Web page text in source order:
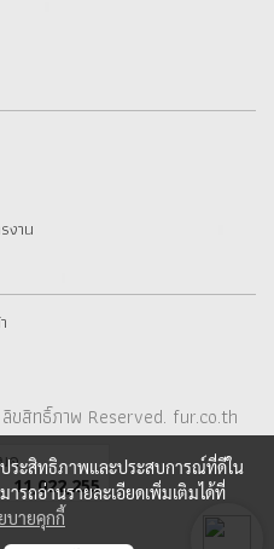
งาน
สิทธิ์ภาพ Reserved. fur.co.th
ด
11,022,255
ประสิทธิภาพและประสบการณ์ที่ดีใน
ารถอ่านรายละเอียดเพิ่มเติมได้ที่
บายคุกกี้